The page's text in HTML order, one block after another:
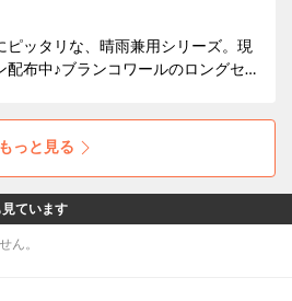
ピッタリな、晴雨兼用シリーズ。現
配布中♪ブランコワールのロングセ
もっと見る
ています
ん。